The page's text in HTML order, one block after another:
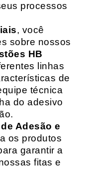
processos
, você
sobre nossos
HB
linhas
de
técnica
do adesivo
Adesão e
os produtos
garantir a
fitas e